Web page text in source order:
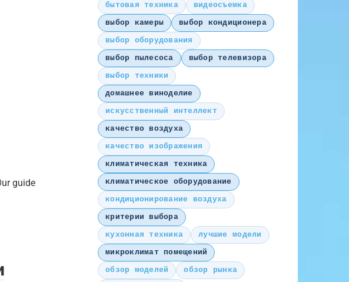
guide
бытовая техника
видеосъемка
выбор камеры
выбор кондиционера
выбор оборудования
выбор пылесоса
выбор телевизора
выбор техники
домашнее виноделие
искусственный интеллект
качество воздуха
качество изображения
климатическая техника
климатическое оборудование
кондиционирование воздуха
критерии выбора
кухонная техника
лучшие модели
микроклимат помещений
обзор моделей
обзор рынка